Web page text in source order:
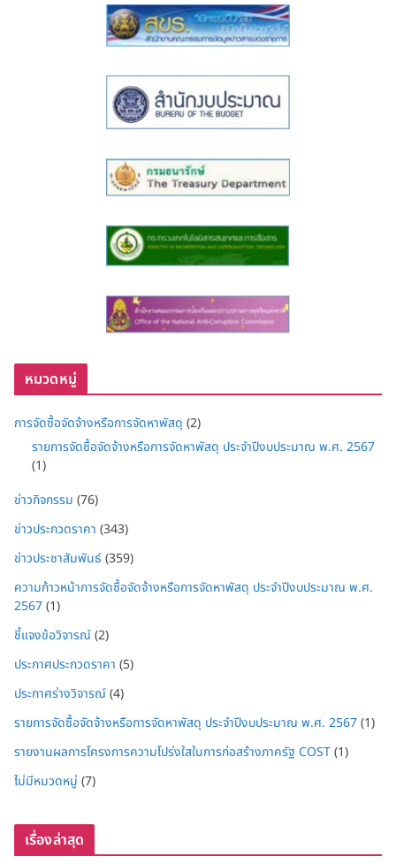
หมวดหมู่
การจัดซื้อจัดจ้างหรือการจัดหาพัสดุ (2)
รายการจัดซื้อจัดจ้างหรือการจัดหาพัสดุ ประจำปีงบประมาณ พ.ศ. 2567
(1)
ข่าวกิจกรรม (76)
ข่าวประกวดราคา (343)
ข่าวประชาสัมพันธ์(359)
ความก้าวหน้าการจัดซื้อจัดจ้างหรือการจัดหาพัสดุ ประจำปีงบประมาณ พ.ศ.
2567(1)
ชี้แจงข้อวิจารณ์(2)
ประกาศประกวดราคา (5)
ประกาศร่างวิจารณ์(4)
รายการจัดซื้อจัดจ้างหรือการจัดหาพัสดุ ประจำปีงบประมาณ พ.ศ. 2567(1)
รายงานผลการโครงการความโปร่งใสในการก่อสร้างภาครัฐ COST(1)
ไม่มีหมวดหมู่ (7)
เรื่องล่าสุด